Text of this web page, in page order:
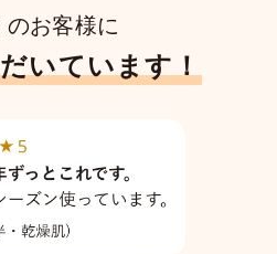
お客様に
いています！